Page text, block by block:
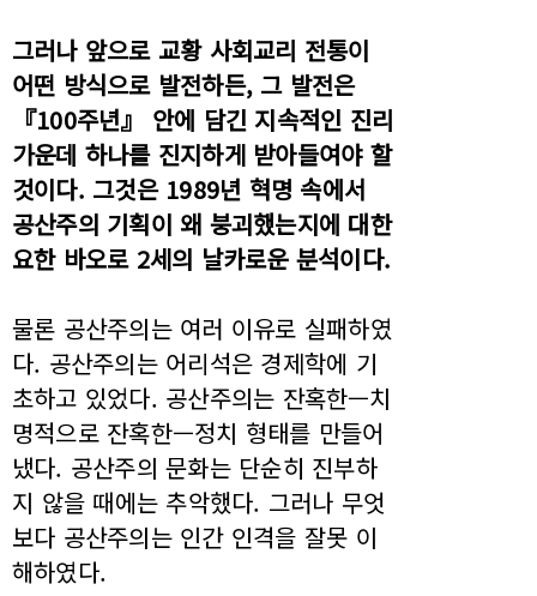
그러나 앞으로 교황 사회교리 전통이
어떤 방식으로 발전하든, 그 발전은
『100주년』 안에 담긴 지속적인 진리
가운데 하나를 진지하게 받아들여야 할
것이다. 그것은 1989년 혁명 속에서
공산주의 기획이 왜 붕괴했는지에 대한
요한 바오로 2세의 날카로운 분석이다.
물론 공산주의는 여러 이유로 실패하였
다. 공산주의는 어리석은 경제학에 기
초하고 있었다. 공산주의는 잔혹한—치
명적으로 잔혹한—정치 형태를 만들어
냈다. 공산주의 문화는 단순히 진부하
지 않을 때에는 추악했다. 그러나 무엇
보다 공산주의는 인간 인격을 잘못 이
해하였다.